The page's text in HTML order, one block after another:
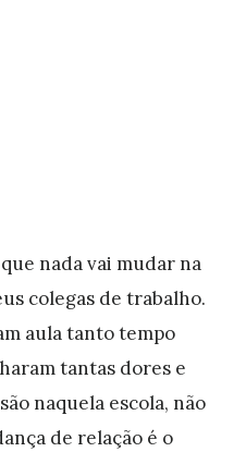
nada vai mudar na
colegas de trabalho.
aula tanto tempo
tantas dores e
naquela escola, não
de relação é o